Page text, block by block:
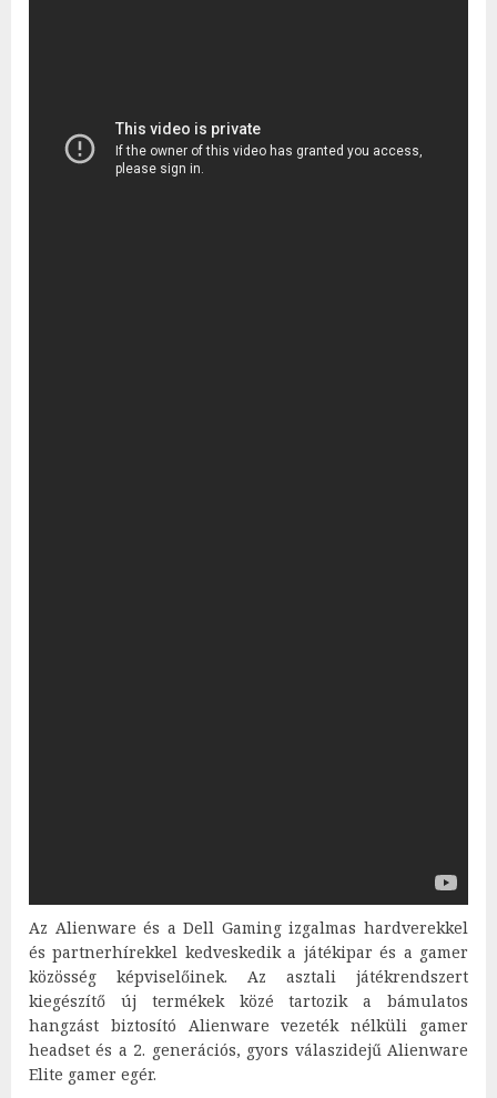
Az Alienware és a Dell Gaming izgalmas hardverekkel
és partnerhírekkel kedveskedik a játékipar és a gamer
közösség képviselőinek. Az asztali játékrendszert
kiegészítő új termékek közé tartozik a bámulatos
hangzást biztosító Alienware vezeték nélküli gamer
headset és a 2. generációs, gyors válaszidejű Alienware
Elite gamer egér.